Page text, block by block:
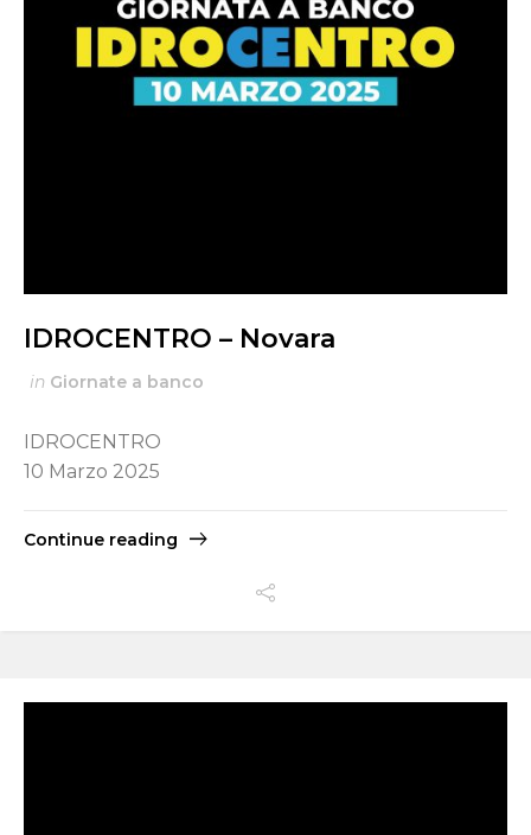
IDROCENTRO – Novara
in Giornate a banco
IDROCENTRO
10 Marzo 2025
Continue reading